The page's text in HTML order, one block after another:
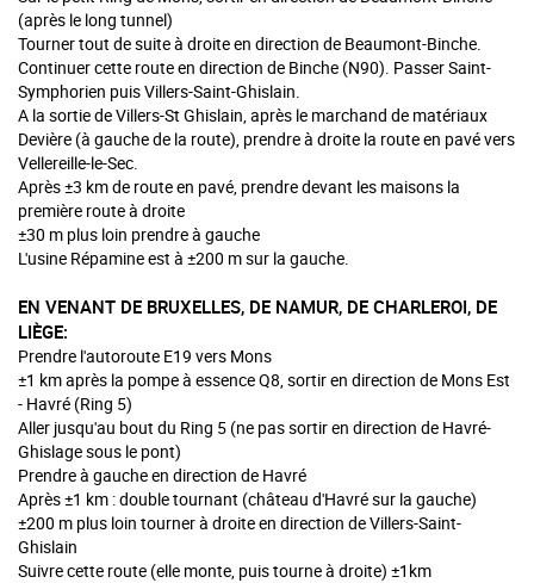
(après le long tunnel)
Tourner tout de suite à droite en direction de Beaumont-Binche.
Continuer cette route en direction de Binche (N90). Passer Saint-
Symphorien puis Villers-Saint-Ghislain.
A la sortie de Villers-St Ghislain, après le marchand de matériaux
Devière (à gauche de la route), prendre à droite la route en pavé vers
Vellereille-le-Sec.
Après ±3 km de route en pavé, prendre devant les maisons la
première route à droite
±30 m plus loin prendre à gauche
L'usine Répamine est à ±200 m sur la gauche.
EN VENANT DE BRUXELLES, DE NAMUR, DE CHARLEROI, DE
LIÈGE:
Prendre l'autoroute E19 vers Mons
±1 km après la pompe à essence Q8, sortir en direction de Mons Est
- Havré (Ring 5)
Aller jusqu'au bout du Ring 5 (ne pas sortir en direction de Havré-
Ghislage sous le pont)
Prendre à gauche en direction de Havré
Après ±1 km : double tournant (château d'Havré sur la gauche)
±200 m plus loin tourner à droite en direction de Villers-Saint-
Ghislain
Suivre cette route (elle monte, puis tourne à droite) ±1km